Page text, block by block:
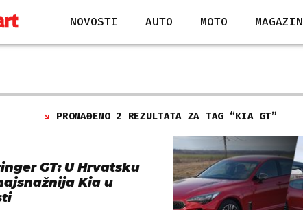
NOVOSTI AUTO MOTO MAGAZIN
PRONAĐENO 2 REZULTATA ZA TAG “KIA GT”
GT: U Hrvatsku
Kia u